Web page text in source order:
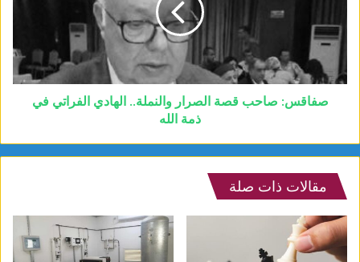
صفاقس: صاحب قصة الصرار والنملة.. الهادي الفراتي في
ذمة الله
مقالات ذات صلة